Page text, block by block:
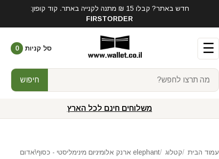
חדש באתר? קבלו 15 ₪ מתנה לקנייה באתר. קוד קופון:
FIRSTORDER
☰
חיפוש
סל קניות 0
משלוחים חינם לכל הארץ
עמוד הבית קטלוג elephant ארנק אלומיניום מינימליסטי - כסוף\אדום